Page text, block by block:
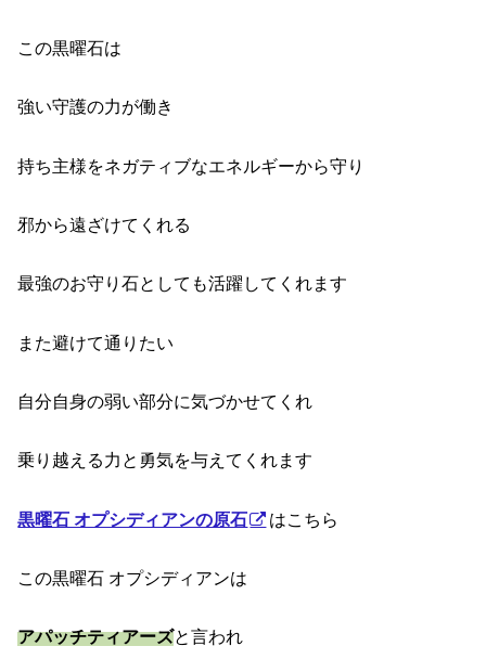
この黒曜石は
強い守護の力が働き
持ち主様をネガティブなエネルギーから守り
邪から遠ざけてくれる
最強のお守り石としても活躍してくれます
また避けて通りたい
自分自身の弱い部分に気づかせてくれ
乗り越える力と勇気を与えてくれます
黒曜石 オプシディアンの原石 はこちら
この黒曜石 オプシディアンは
アパッチティアーズと言われ